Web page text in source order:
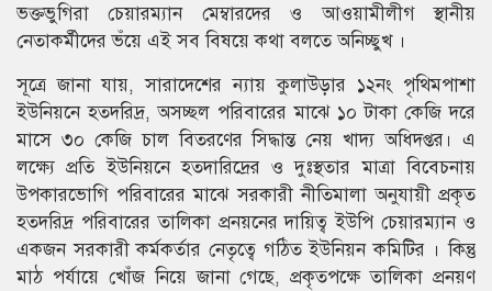
ভক্তভুগিরা চেয়ারম্যান মেম্বারদের ও আওয়ামীলীগ স্থানীয়
নেতাকর্মীদের ভঁয়ে এই সব বিষয়ে কথা বলতে অনিচ্ছুখ ।
সূত্রে জানা যায়, সারাদেশের ন্যায় কুলাউড়ার ১২নং পৃথিমপাশা
ইউনিয়নে হতদরিদ্র, অসচ্ছল পরিবারের মাঝে ১০ টাকা কেজি দরে
মাসে ৩০ কেজি চাল বিতরণের সিদ্ধান্ত নেয় খাদ্য অধিদপ্তর। এ
লক্ষ্যে প্রতি ইউনিয়নে হতদারিদ্রের ও দুঃস্থতার মাত্রা বিবেচনায়
উপকারভোগি পরিবারের মাঝে সরকারী নীতিমালা অনুযায়ী প্রকৃত
হতদরিদ্র পরিবারের তালিকা প্রনয়নের দায়িত্ব ইউপি চেয়ারম্যান ও
একজন সরকারী কর্মকর্তার নেতৃত্বে গঠিত ইউনিয়ন কমিটির । কিন্তু
মাঠ পর্যায়ে খোঁজ নিয়ে জানা গেছে, প্রকৃতপক্ষে তালিকা প্রনয়ণ